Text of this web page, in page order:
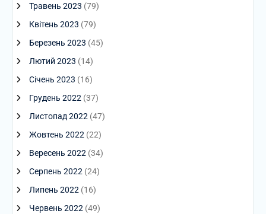
Травень 2023 (79)
Квітень 2023 (79)
Березень 2023 (45)
Лютий 2023 (14)
Січень 2023 (16)
Грудень 2022 (37)
Листопад 2022 (47)
Жовтень 2022 (22)
Вересень 2022 (34)
Серпень 2022 (24)
Липень 2022 (16)
Червень 2022 (49)